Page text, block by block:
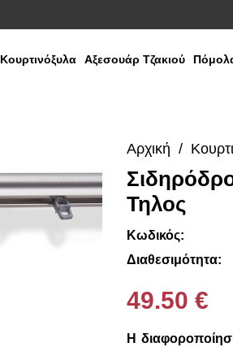
Κουρτινόξυλα Αξεσουάρ Τζακιού
Media
Gallery
Αρχική
Τηλος
Κωδικός:
Διαθεσιμότητα:
49.50 €
Η